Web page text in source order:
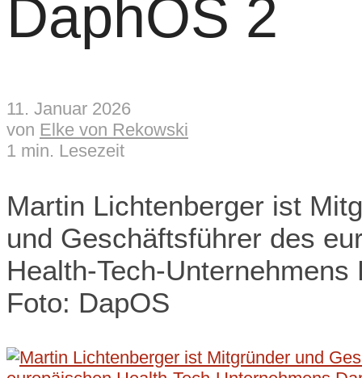
DaphOS 2
11. Januar 2026
von Elke von Rekowski
1 min. Lesezeit
Martin Lichtenberger ist
und Geschäftsführer des
Health-Tech-Unternehmens
Foto: DapOS